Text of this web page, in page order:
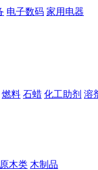
电子数码 家用电器
燃料 石蜡 化工助剂 溶
原木类 木制品